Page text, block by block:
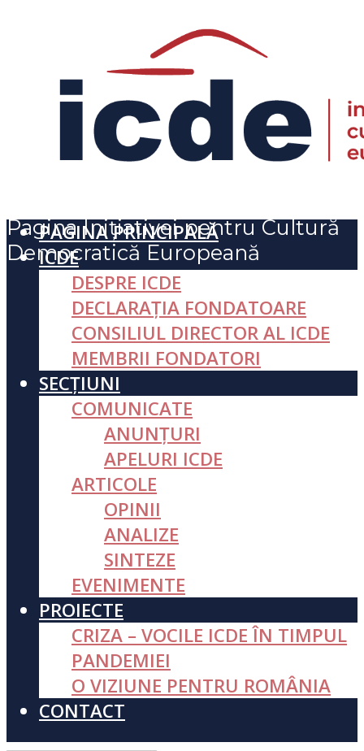
Pagina Inițiativei pentru Cultură
Democratică Europeană
PAGINA PRINCIPALĂ
ICDE
DESPRE ICDE
DECLARAȚIA FONDATOARE
CONSILIUL DIRECTOR AL ICDE
MEMBRII FONDATORI
SECȚIUNI
COMUNICATE
ANUNȚURI
APELURI ICDE
ARTICOLE
OPINII
ANALIZE
SINTEZE
EVENIMENTE
PROIECTE
CRIZA – VOCILE ICDE ÎN TIMPUL
PANDEMIEI
O VIZIUNE PENTRU ROMÂNIA
CONTACT